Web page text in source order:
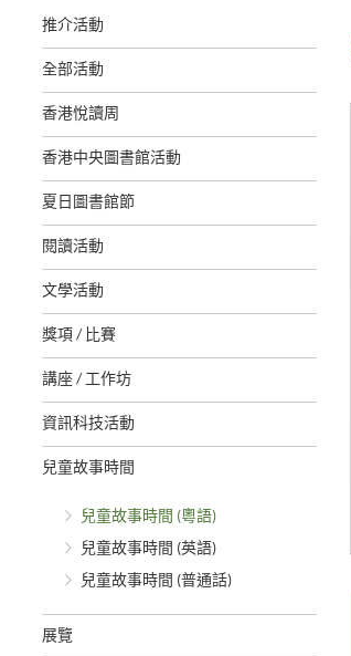
推介活動
全部活動
香港悅讀周
香港中央圖書館活動
夏日圖書館節
閱讀活動
文學活動
獎項 / 比賽
講座 / 工作坊
資訊科技活動
兒童故事時間
兒童故事時間 (粵語)
兒童故事時間 (英語)
兒童故事時間 (普通話)
展覽